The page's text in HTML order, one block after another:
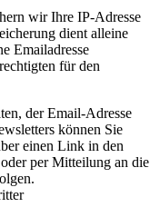
wir Ihre IP-Adresse
dient alleine
Emailadresse
für den
der Email-Adresse
können Sie
einen Link in den
per Mitteilung an die